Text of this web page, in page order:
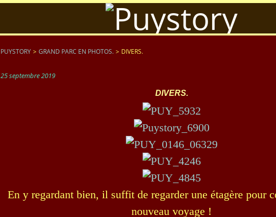
PUYSTORY > GRAND PARC EN PHOTOS. > DIVERS.
25 septembre 2019
DIVERS.
En y regardant bien, il suffit de regarder une étagère pour
nouveau voyage !